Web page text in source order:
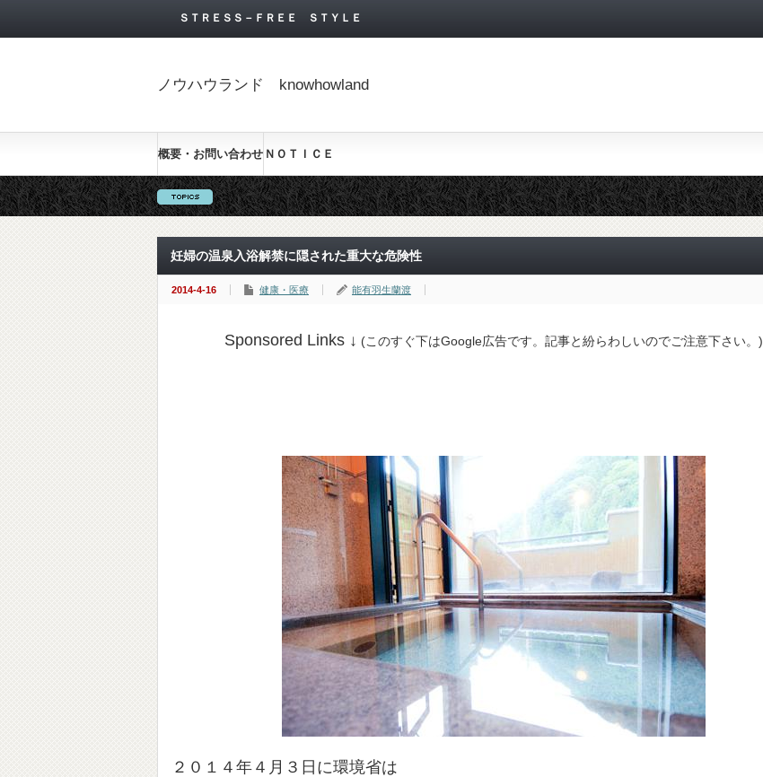
ＳＴＲＥＳＳ－ＦＲＥＥ ＳＴＹＬＥ
ノウハウランド knowhowland
概要・お問い合わせ ＮＯＴＩＣＥ
妊婦の温泉入浴解禁に隠された重大な危険性
2014-4-16 健康・医療 能有羽生蘭渡
Sponsored Links ↓ (このすぐ下はGoogle広告です。記事と紛らわしいのでご注意下さい。)
２０１４年４月３日に環境省は